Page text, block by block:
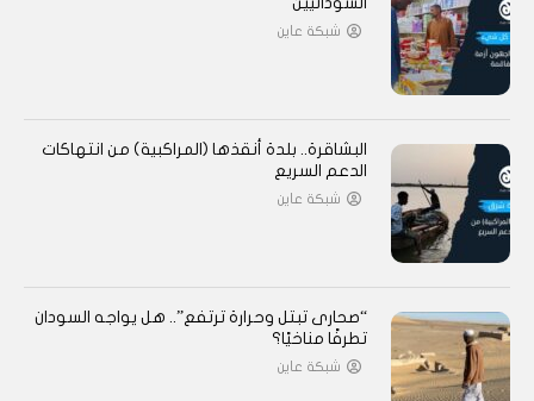
شبكة عاين
البشاقرة.. بلدة أنقذها (المراكبية) من انتهاكات
الدعم السريع
شبكة عاين
“صحارى تبتل وحرارة ترتفع”.. هل يواجه السودان
تطرفًا مناخيًا؟
شبكة عاين